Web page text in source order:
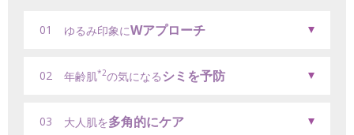
01 ゆるみ印象にWアプローチ
02 年齢肌*2の気になる シミを予防
03 大人肌を多角的にケア